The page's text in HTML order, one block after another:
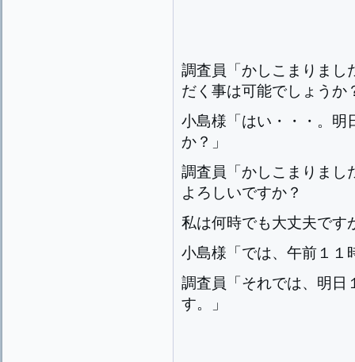
調査員「かしこまりまし
だく事は可能でしょうか
小島様「はい・・・。明
か？」
調査員「かしこまりまし
よろしいですか？
私は何時でも大丈夫です
小島様「では、午前１１
調査員「それでは、明日
す。」